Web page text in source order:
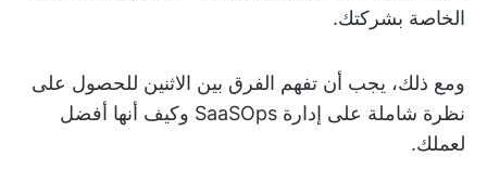
الخاصة بشركتك.
ومع ذلك، يجب أن تفهم الفرق بين الاثنين للحصول على
نظرة شاملة على إدارة SaaSOps وكيف أنها أفضل
لعملك.